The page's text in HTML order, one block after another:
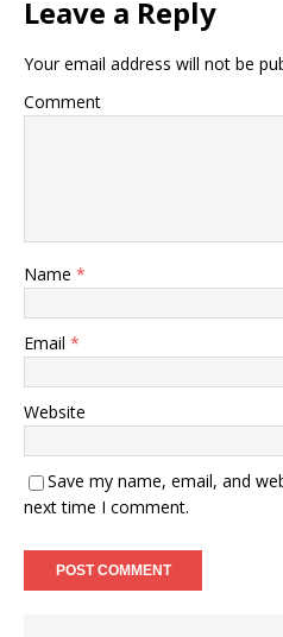
Leave a Reply
Your email address will not be
Comment
Name *
Email *
Website
Save my name, email, and
next time I comment.